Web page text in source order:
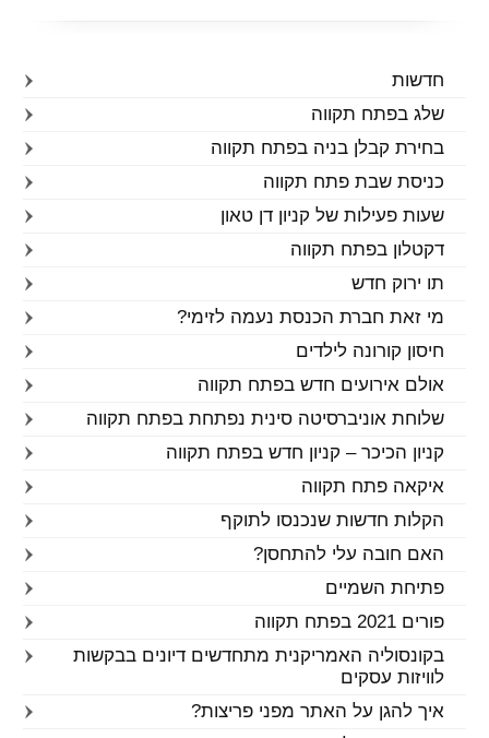
חדשות
שלג בפתח תקווה
בחירת קבלן בניה בפתח תקווה
כניסת שבת פתח תקווה
שעות פעילות של קניון דן טאון
דקטלון בפתח תקווה
תו ירוק חדש
מי זאת חברת הכנסת נעמה לזימי?
חיסון קורונה לילדים
אולם אירועים חדש בפתח תקווה
שלוחת אוניברסיטה סינית נפתחת בפתח תקווה
קניון הכיכר – קניון חדש בפתח תקווה
איקאה פתח תקווה
הקלות חדשות שנכנסו לתוקף
האם חובה עלי להתחסן?
פתיחת השמיים
פורים 2021 בפתח תקווה
בקונסוליה האמריקנית מתחדשים דיונים בבקשות
לוויזות עסקים
איך להגן על האתר מפני פריצות?